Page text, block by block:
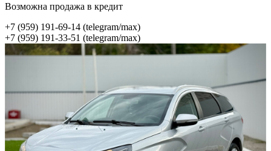
Возможна продажа в кредит
+7 (959) 191-69-14 (telegram/max)
+7 (959) 191-33-51 (telegram/max)